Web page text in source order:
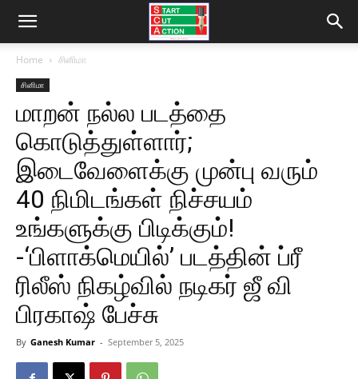
Home சினிமா
சினிமா
மாறன் நல்ல படத்தை
கொடுத்துள்ளார்;
இடைவேளைக்கு முன்பு வரும்
40 நிமிடங்கள் நிச்சயம்
உங்களுக்கு பிடிக்கும்!
-‘பிளாக்மெயில்’ படத்தின் ப்ரீ
ரிலீஸ் நிகழ்வில் நடிகர் ஜீ வி
பிரகாஷ் பேச்சு
By Ganesh Kumar - September 5, 2025